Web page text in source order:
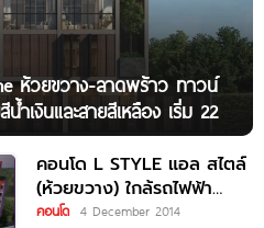
ห้วยขวาง-ลาดพร้าว ทาวน์
ำเงินและสายสีเหลือง เริ่ม 22
คอนโด L STYLE แอล สไตล์
(ห้วยขวาง) ใกล้รถไฟฟ้า
MRT ห้วยขวาง
คอนโด 4 December 2014